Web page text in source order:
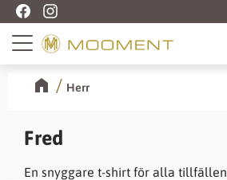
Meny
Herr
Fred
En snyggare t-shirt för alla tillfällen